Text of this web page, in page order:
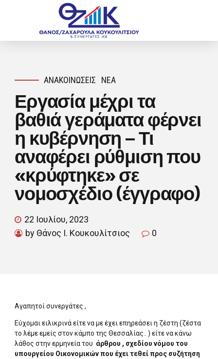
ΑΝΑΚΟΙΝΏΣΕΙΣ ΝΈΑ
Εργασία μέχρι τα
βαθιά γεράματα φέρνει
η κυβέρνηση – Τι
αναφέρει ρύθμιση που
«κρύφτηκε» σε
νομοσχέδιο (έγγραφο)
22 Ιουλίου, 2023
by Θάνος Ι. Κουκουλίτσιος
0
Αγαπητοί συνεργάτες ,
Εύχομαι ειλικρινά είτε να με έχει επηρεάσει η ζέστη (ζέστα
το λέμε εμείς στον κάμπο της Θεσσαλίας.. ) είτε να κάνω
λάθος στην ερμηνεία του άρθρου , σχεδίου νόμου του
υπουργείου Οικονομικών που έχει τεθεί προς συζήτηση